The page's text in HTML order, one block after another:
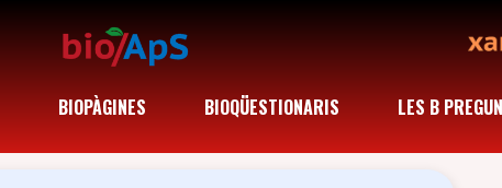
BIOPÀGINES BIOQÜESTIONARIS LES B